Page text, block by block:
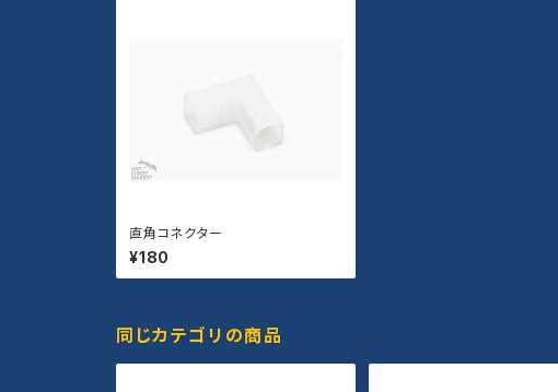
直角コネクター
¥180
同じカテゴリの商品